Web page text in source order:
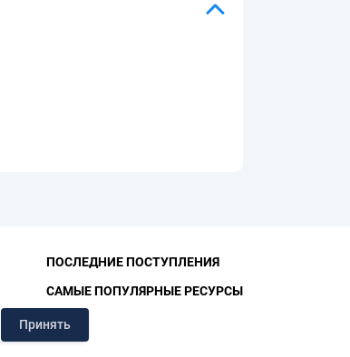
ПОСЛЕДНИЕ ПОСТУПЛЕНИЯ
САМЫЕ ПОПУЛЯРНЫЕ РЕСУРСЫ
Принять